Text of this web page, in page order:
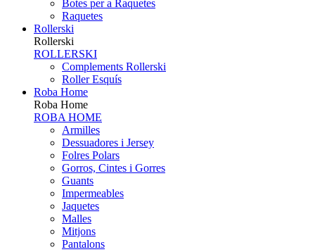
Botes per a Raquetes
Raquetes
Rollerski
Rollerski
ROLLERSKI
Complements Rollerski
Roller Esquís
Roba Home
Roba Home
ROBA HOME
Armilles
Dessuadores i Jersey
Folres Polars
Gorros, Cintes i Gorres
Guants
Impermeables
Jaquetes
Malles
Mitjons
Pantalons